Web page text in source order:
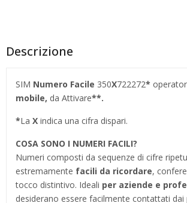
Descrizione
SIM Numero Facile 350X722272*
mobile, da Attivare**.
*La X indica una cifra dispari.
COSA SONO I NUMERI FACILI?
Numeri composti da sequenze di cifre
estremamente facili da ricordare,
tocco distintivo. Ideali per aziende e
desiderano essere facilmente contattati dai